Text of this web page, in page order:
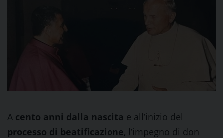
A cento anni dalla nascita e all’inizio del
processo di beatificazione, l’impegno di don